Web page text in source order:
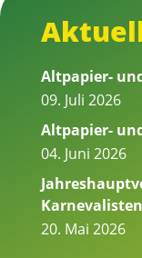
Altpapier-
09. Juli 2026
Altpapier-
04. Juni 2026
Karnevalisten
20. Mai 2026